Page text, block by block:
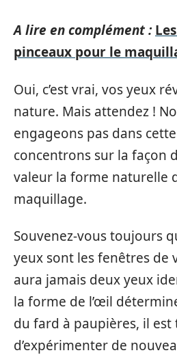
A lire en complément :
pinceaux pour le
Oui, c’est vrai, vos yeux
nature. Mais attendez !
engageons pas dans
concentrons sur la façon
valeur la forme naturelle
maquillage.
Souvenez-vous toujours
yeux sont les fenêtres de
aura jamais deux yeux
la forme de l’œil
du fard à paupières, il
d’expérimenter de